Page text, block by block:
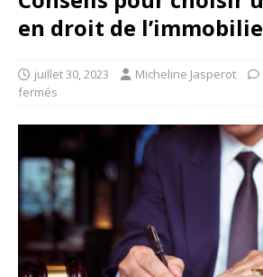
en droit de
juillet 30, 2023 Micheline Jasperot
fermés